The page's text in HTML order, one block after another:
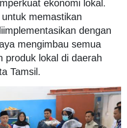
ekonomi lokal.
memastikan
dengan
mengimbau semua
produk lokal di daerah
Tamsil.